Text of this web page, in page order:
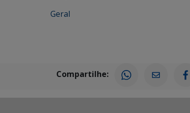
Geral
Compartilhe: